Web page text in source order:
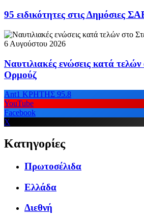
95 ειδικότητες στις Δημόσιες
6 Αυγούστου 2026
Ναυτιλιακές ενώσεις κατά
Ορμούζ
Ant1 ΚΡΗΤΗΣ 95.8
YouTube
Facebook
X
Κατηγορίες
Πρωτοσέλιδα
Ελλάδα
Διεθνή